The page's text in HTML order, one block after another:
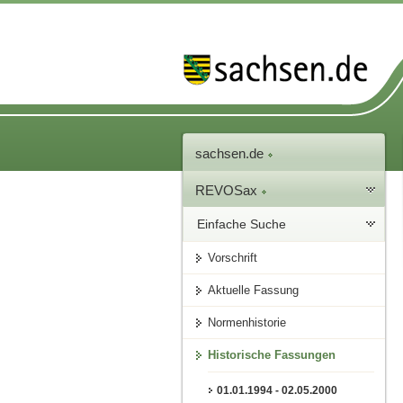
sachsen.de
REVOSax
Einfache Suche
Vorschrift
Aktuelle Fassung
Normenhistorie
Historische Fassungen
01.01.1994 - 02.05.2000